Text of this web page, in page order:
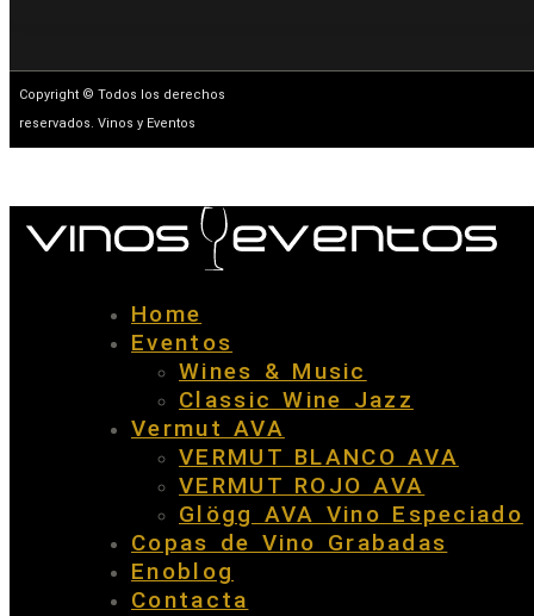
Copyright © Todos los derechos
reservados. Vinos y Eventos
Home
Eventos
Wines & Music
Classic Wine Jazz
Vermut AVA
VERMUT BLANCO AVA
VERMUT ROJO AVA
Glögg AVA Vino Especiado
Copas de Vino Grabadas
Enoblog
Contacta